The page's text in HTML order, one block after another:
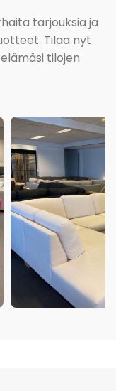
tarjouksia ja
Tilaa nyt
tilojen